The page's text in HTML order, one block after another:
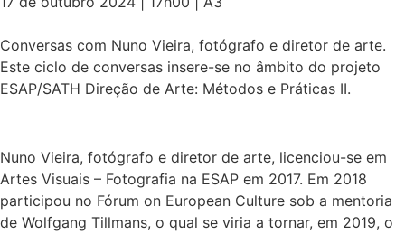
Conversas com Nuno Vieira, fotógrafo e diretor de arte.
Este ciclo de conversas insere-se no âmbito do projeto
ESAP/SATH Direção de Arte: Métodos e Práticas II.
Nuno Vieira, fotógrafo e diretor de arte, licenciou-se em
Artes Visuais – Fotografia na ESAP em 2017. Em 2018
participou no Fórum on European Culture sob a mentoria
de Wolfgang Tillmans, o qual se viria a tornar, em 2019, o